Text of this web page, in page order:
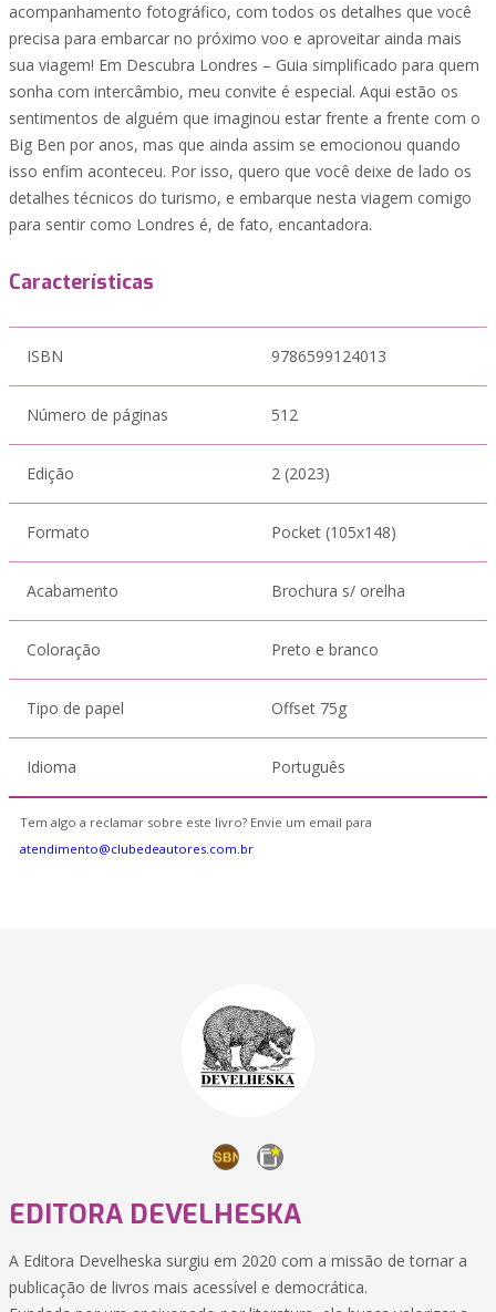
acompanhamento fotográfico, com todos os detalhes que você
precisa para embarcar no próximo voo e aproveitar ainda mais
sua viagem! Em Descubra Londres – Guia simplificado para quem
sonha com intercâmbio, meu convite é especial. Aqui estão os
sentimentos de alguém que imaginou estar frente a frente com o
Big Ben por anos, mas que ainda assim se emocionou quando
isso enfim aconteceu. Por isso, quero que você deixe de lado os
detalhes técnicos do turismo, e embarque nesta viagem comigo
para sentir como Londres é, de fato, encantadora.
Características
ISBN 9786599124013
Número de páginas 512
Edição 2 (2023)
Formato Pocket (105x148)
Acabamento Brochura s/ orelha
Coloração Preto e branco
Tipo de papel Offset 75g
Idioma Português
Tem algo a reclamar sobre este livro? Envie um email para
atendimento@clubedeautores.com.br
EDITORA DEVELHESKA
A Editora Develheska surgiu em 2020 com a missão de tornar a
publicação de livros mais acessível e democrática.